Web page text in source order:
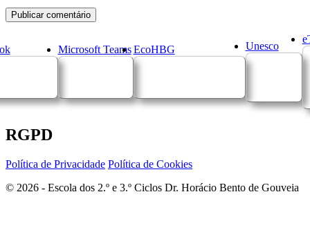
Microsoft Teams EcoHBG Unesco
RGPD
Política de Privacidade Política de Cookies
© 2026 - Escola dos 2.º e 3.º Ciclos Dr. Horácio Bento de Gouveia